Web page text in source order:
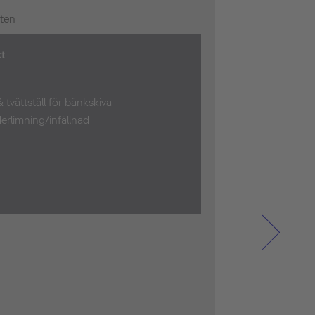
tvättställ för bänkskiva
infällnad